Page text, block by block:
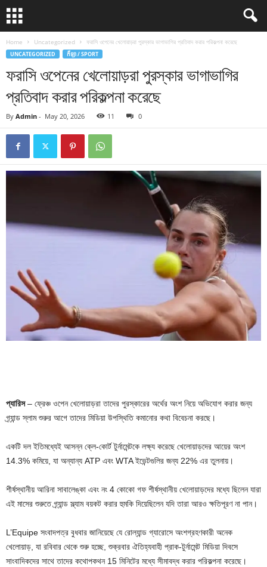
Home Uncategorized ফরাসি ওপেনের খেলোয়াড়রা পুরস্কার ভাগাভাগির প্রতিবাদ করার পরিকল্পনা করেছে
UNCATEGORIZED កីឡា / SPORT
ফরাসি ওপেনের খেলোয়াড়রা পুরস্কার ভাগাভাগির
প্রতিবাদ করার পরিকল্পনা করেছে
By Admin - May 20, 2026 11 0
প্যারিস– ফ্রেঞ্চ ওপেন খেলোয়াড়রা তাদের পুরস্কারের অর্থের অংশ নিয়ে অভিযোগ করার জন্য
গ্র্যান্ড স্লাম শুরুর আগে তাদের মিডিয়া উপস্থিতি কমানোর কথা বিবেচনা করছে।
একটি দল ইতিমধ্যেই আসন্ন ক্লে-কোর্ট টুর্নামেন্টকে লক্ষ্য করেছে খেলোয়াড়দের আয়ের অংশ
14.3% কমিয়ে, যা অন্যান্য ATP এবং WTA ইভেন্টগুলির জন্য 22% এর তুলনায়।
শীর্ষস্থানীয় আরিনা সাবালেঙ্কা এবং নং 4 কোকো গফ শীর্ষস্থানীয় খেলোয়াড়দের মধ্যে ছিলেন যারা
এই মাসের শুরুতে গ্র্যান্ড স্ল্যাম বয়কট করার হুমকি দিয়েছিলেন যদি তারা আরও ক্ষতিপূরণ না পান।
L’Equipe সংবাদপত্র বুধবার জানিয়েছে যে রোল্যান্ড গ্যারোসে অংশগ্রহণকারী অনেক
খেলোয়াড়, যা রবিবার থেকে শুরু হচ্ছে, শুক্রবার ঐতিহ্যবাহী প্রাক-টুর্নামেন্ট মিডিয়া দিবসে
সাংবাদিকদের সাথে তাদের কথোপকথন 15 মিনিটের মধ্যে সীমাবদ্ধ করার পরিকল্পনা করেছে।